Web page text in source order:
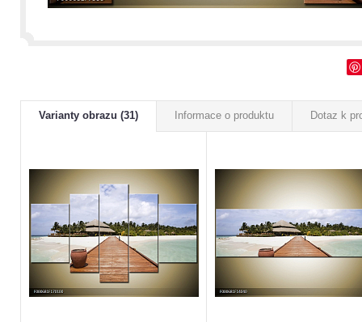
Varianty obrazu (31) Informace o produktu Dotaz k